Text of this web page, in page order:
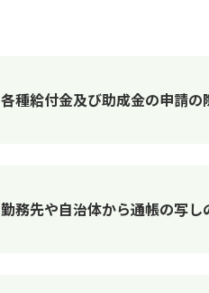
各種給付金及び助成金の申請
勤務先や自治体から通帳の写